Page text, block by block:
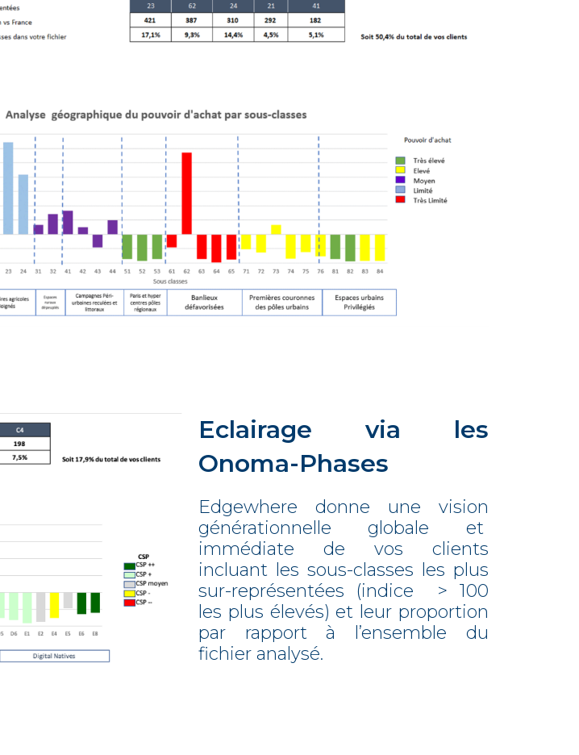
Eclairage via les
Onoma-Phases
Edgewhere donne une vision
générationnelle globale et
immédiate de vos clients
incluant les sous-classes les plus
sur-représentées (indice > 100
les plus élevés) et leur proportion
par rapport à l’ensemble du
fichier analysé.